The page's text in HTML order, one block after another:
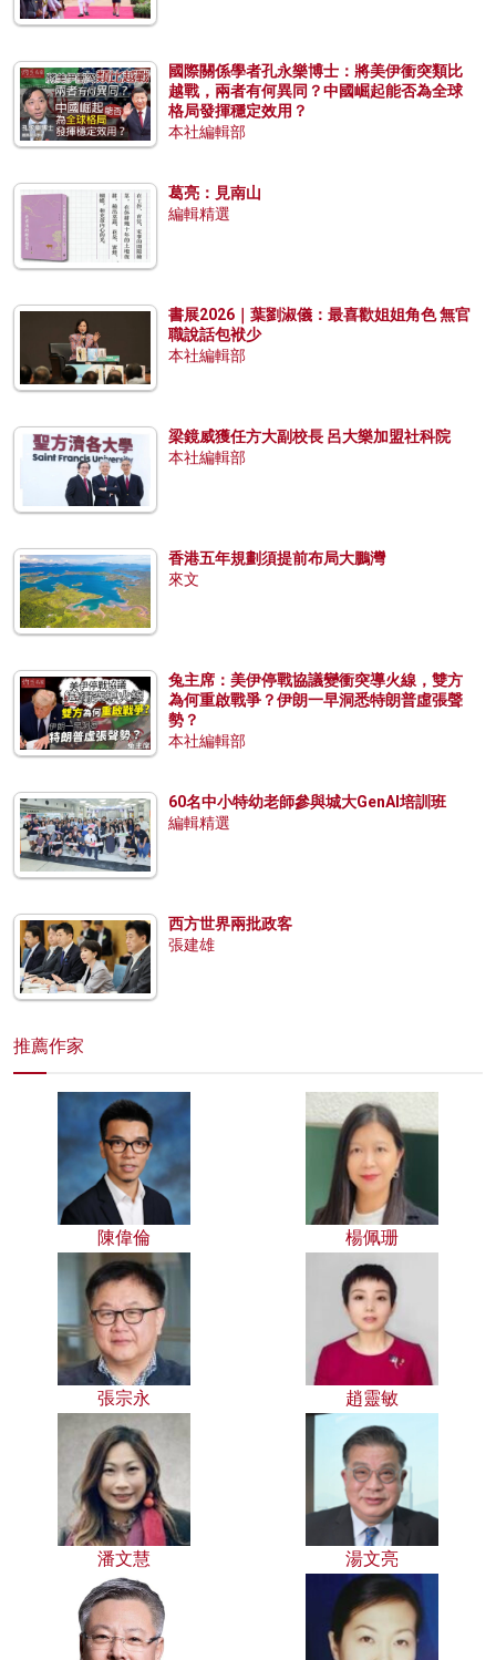
國際關係學者孔永樂博士：將美伊衝突類比
越戰，兩者有何異同？中國崛起能否為全球
格局發揮穩定效用？
本社編輯部
葛亮：見南山
編輯精選
書展2026｜葉劉淑儀：最喜歡姐姐角色 無官
職說話包袱少
本社編輯部
梁鏡威獲任方大副校長 呂大樂加盟社科院
本社編輯部
香港五年規劃須提前布局大鵬灣
來文
兔主席：美伊停戰協議變衝突導火線，雙方
為何重啟戰爭？伊朗一早洞悉特朗普虛張聲
勢？
本社編輯部
60名中小特幼老師參與城大GenAI培訓班
編輯精選
西方世界兩批政客
張建雄
推薦作家
陳偉倫 楊佩珊
張宗永 趙靈敏
潘文慧 湯文亮